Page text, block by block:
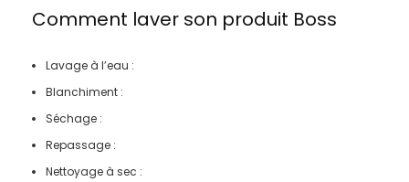
Comment laver son produit Boss
Lavage à l’eau :
Blanchiment :
Séchage :
Repassage :
Nettoyage à sec :